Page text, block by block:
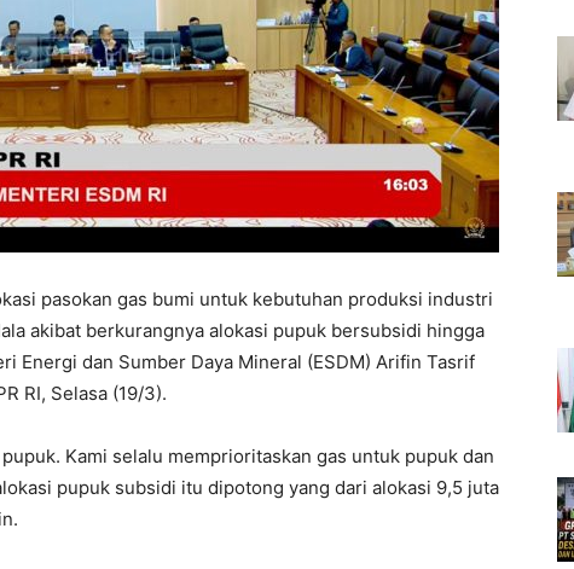
pasokan gas bumi untuk kebutuhan produksi industri
akibat berkurangnya alokasi pupuk bersubsidi hingga
Energi dan Sumber Daya Mineral (ESDM) Arifin Tasrif
RI, Selasa (19/3).
Kami selalu memprioritaskan gas untuk pupuk dan
pupuk subsidi itu dipotong yang dari alokasi 9,5 juta